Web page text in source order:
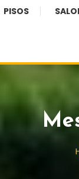
PISOS